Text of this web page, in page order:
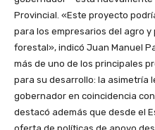
Provincial. «Este proyecto
para los empresarios del agro
forestal», indicó Juan Manuel
más de uno de los principales
para su desarrollo: la asimetría
gobernador en coincidencia
destacó además que desde el